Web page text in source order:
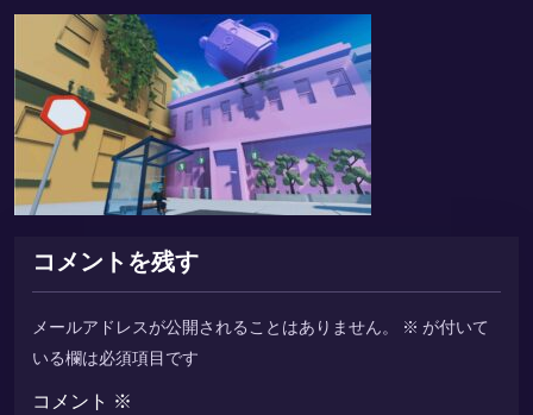
コメントを残す
メールアドレスが公開されることはありません。 ※ が付いて
いる欄は必須項目です
コメント ※